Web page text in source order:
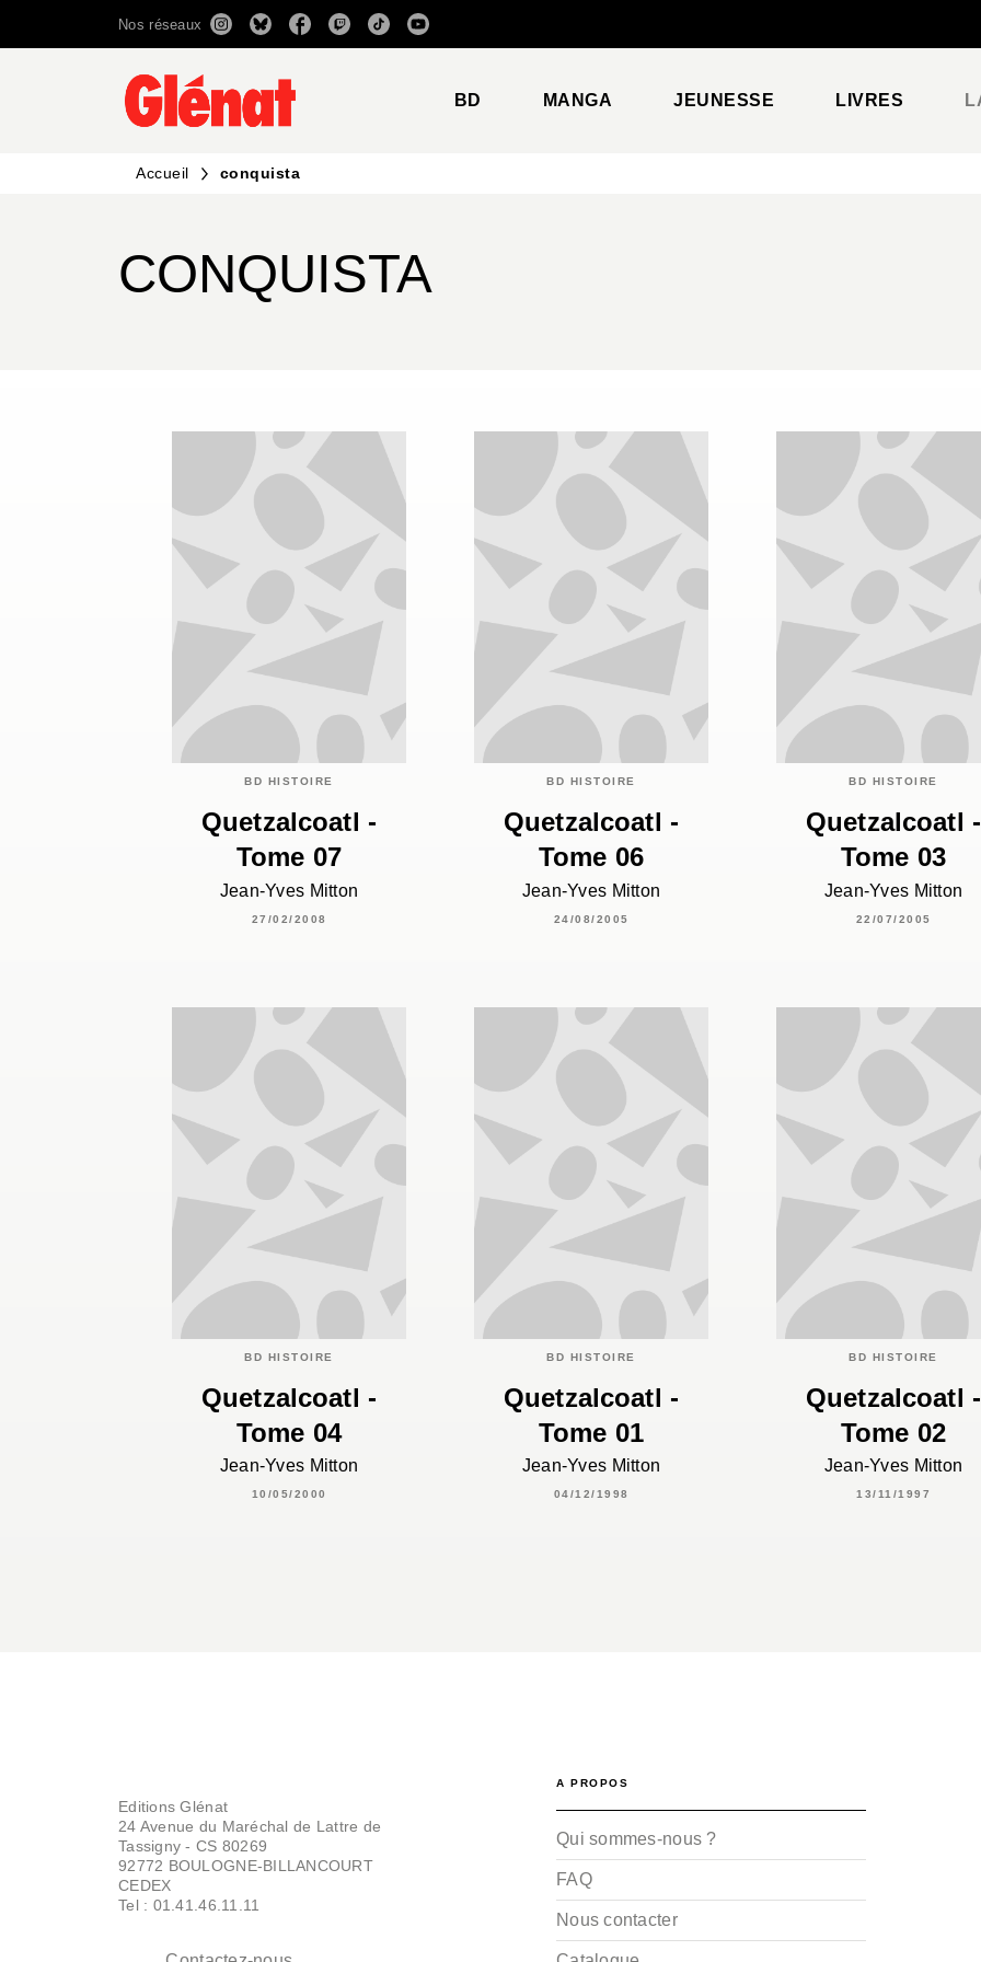
RECHERCHE CONTENU
Nos réseaux
BD MANGA JEUNESSE LIVRES
Accueil conquista
CONQUISTA
BD HISTOIRE
Quetzalcoatl -
Tome 07
Jean-Yves Mitton
27/02/2008
BD HISTOIRE
Quetzalcoatl -
Tome 06
Jean-Yves Mitton
24/08/2005
BD HISTOIRE
Quetzalcoatl -
Tome 03
Jean-Yves Mitton
22/07/2005
BD HISTOIRE
Quetzalcoatl -
Tome 04
Jean-Yves Mitton
10/05/2000
BD HISTOIRE
Quetzalcoatl -
Tome 01
Jean-Yves Mitton
04/12/1998
BD HISTOIRE
Quetzalcoatl -
Tome 02
Jean-Yves Mitton
13/11/1997
Editions Glénat
24 Avenue du Maréchal de Lattre de
Tassigny - CS 80269
92772 BOULOGNE-BILLANCOURT
CEDEX
Tel : 01.41.46.11.11
A PROPOS
Qui sommes-nous ?
FAQ
Nous contacter